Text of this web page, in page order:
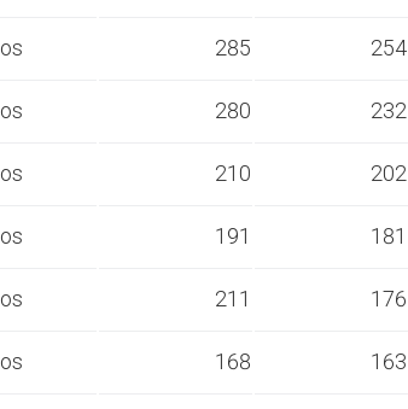
285 254
280 232
210 202
191 181
211 176
168 163